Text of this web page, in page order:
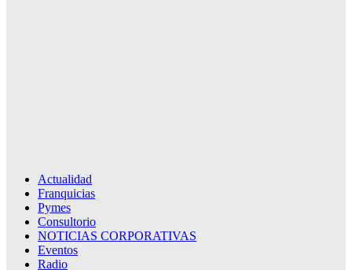
Actualidad
Franquicias
Pymes
Consultorio
NOTICIAS CORPORATIVAS
Eventos
Radio